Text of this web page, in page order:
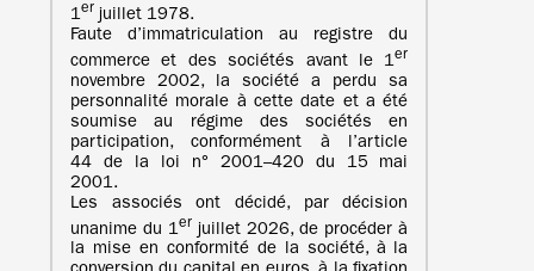
1er juillet 1978.
Faute d’immatriculation au registre du
commerce et des sociétés avant le 1er
novembre 2002, la société a perdu sa
personnalité morale à cette date et a été
soumise au régime des sociétés en
participation, conformément à l’article
44 de la loi n° 2001–420 du 15 mai
2001.
Les associés ont décidé, par décision
unanime du 1er juillet 2026, de procéder à
la mise en conformité de la société, à la